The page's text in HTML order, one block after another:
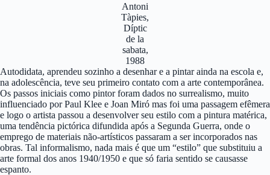
Antoni
Tàpies,
Díptic
de la
sabata,
1988
Autodidata, aprendeu sozinho a desenhar e a pintar ainda na escola e,
na adolescência, teve seu primeiro contato com a arte contemporânea.
Os passos iniciais como pintor foram dados no surrealismo, muito
influenciado por Paul Klee e Joan Miró mas foi uma passagem efêmera
e logo o artista passou a desenvolver seu estilo com a pintura matérica,
uma tendência pictórica difundida após a Segunda Guerra, onde o
emprego de materiais não-artísticos passaram a ser incorporados nas
obras. Tal informalismo, nada mais é que um “estilo” que substituiu a
arte formal dos anos 1940/1950 e que só faria sentido se causasse
espanto.